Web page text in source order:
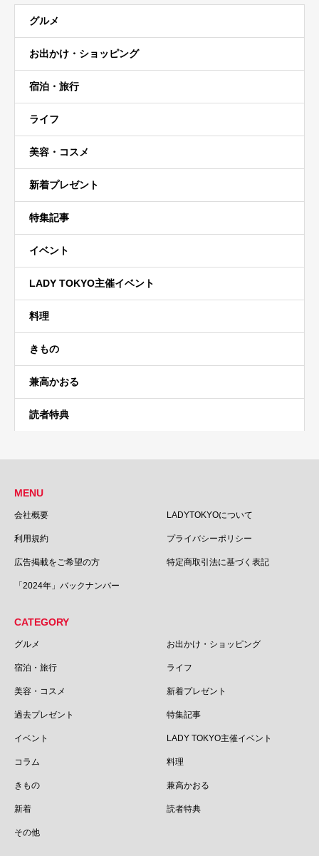
グルメ
お出かけ・ショッピング
宿泊・旅行
ライフ
美容・コスメ
新着プレゼント
特集記事
イベント
LADY TOKYO主催イベント
料理
きもの
兼高かおる
読者特典
MENU
会社概要 LADYTOKYOについて
利用規約 プライバシーポリシー
広告掲載をご希望の方 特定商取引法に基づく表記
「2024年」バックナンバー
CATEGORY
グルメ お出かけ・ショッピング
宿泊・旅行 ライフ
美容・コスメ 新着プレゼント
過去プレゼント 特集記事
イベント LADY TOKYO主催イベント
コラム 料理
きもの 兼高かおる
新着 読者特典
その他